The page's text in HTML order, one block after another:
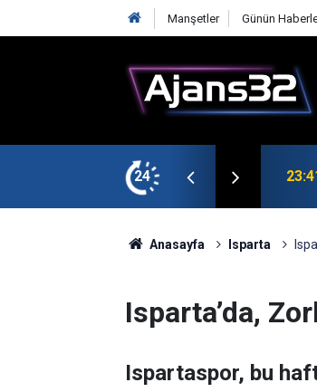
Manşetler Günün
24
Anasayfa Isparta
Isparta’da,
Ispartaspor, bu